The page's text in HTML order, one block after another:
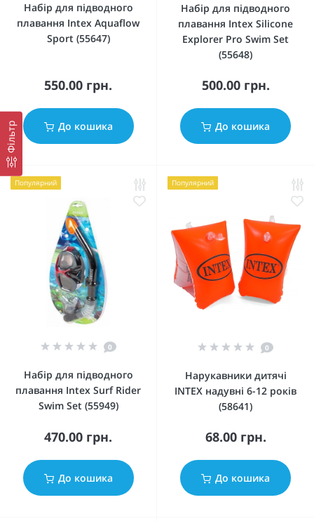
Фільтр
Набір для підводного
плавання Intex Aquaflow
Sport (55647)
550.00 грн.
До кошика
Набір для підводного
плавання Intex Silicone
Explorer Pro Swim Set
(55648)
500.00 грн.
До кошика
Популярний
0
Набір для підводного
плавання Intex Surf Rider
Swim Set (55949)
470.00 грн.
До кошика
Популярний
0
Нарукавники дитячі
INTEX надувні 6-12 років
(58641)
68.00 грн.
До кошика